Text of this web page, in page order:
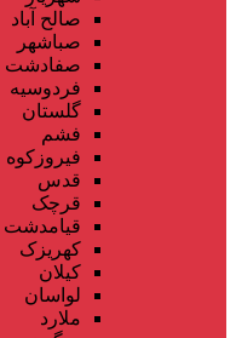
صالح آباد
صباشهر
صفادشت
فردوسیه
گلستان
فشم
فیروزکوه
قدس
قرچک
قیامدشت
کهریزک
کیلان
لواسان
ملارد